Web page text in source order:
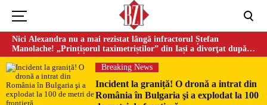
Nici Alexandra nu a mai rezistat lângă infractorul Ștefan
Manolache! „Prințișorul taximetriștilor” din Iași a divorţat după
doi ani de căsnicie
Breaking News
Incident la graniță! O dronă a intrat din
România în Bulgaria şi a explodat la 100